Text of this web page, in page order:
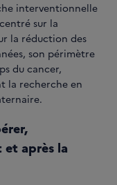
interventionnelle
sur la
la réduction des
son périmètre
du cancer,
la recherche en
après la